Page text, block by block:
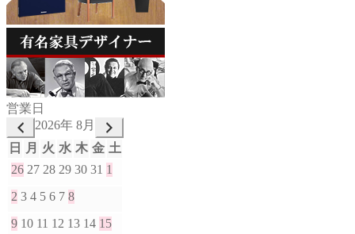
営業日
2026年 8月
日
月 火 水 木 金 土
26 27 28 29 30 31 1
2 3 4 5 6 7 8
9 10 11 12 13 14 15